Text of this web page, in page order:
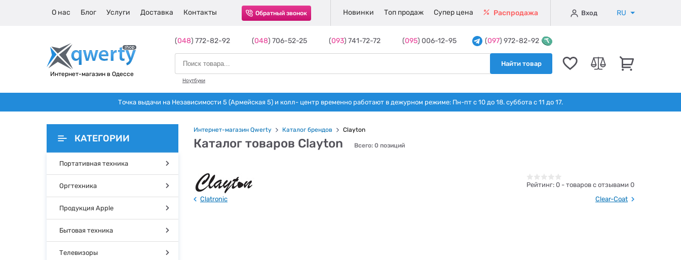
О нас Блог Услуги Доставка Контакты Обратный звонок Новинки Топ продаж Супер цена Распродажа Вход RU
Интернет-магазин в Одессе
(048) 772-82-92 (048) 706-52-25 (093) 741-72-72 (095) 006-12-95 (097) 972-82-92
Найти товар
Ноутбуки
Точка выдачи на Независимости 5 (Армейская 5) и колл- центр временно работают в дежурном режиме: Пн-пт с 10 до 18. суббота с 11 до 17.
КАТЕГОРИИ
Портативная техника
Оргтехника
Продукция Apple
Бытовая техника
Телевизоры
Интернет-магазин Qwerty Каталог брендов Clayton
Каталог товаров Clayton Всего: 0 позиций
Рейтинг: 0 - товаров с отзывами 0
Clatronic
Clear-Coat